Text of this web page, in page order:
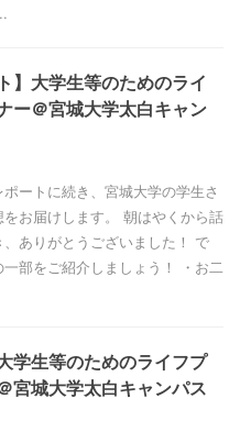
】大学生等のためのライ
ー＠宮城大学太白キャン
ートに続き、宮城大学の学生さ
お届けします。 朝はやくから話
ありがとうございました！ で
部をご紹介しましょう！ ・お二
学生等のためのライフプ
宮城大学太白キャンパス